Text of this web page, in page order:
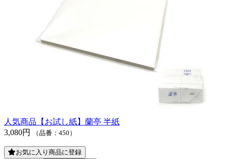
人気商品 【お試し紙】蘭亭 半紙
3,080円
（品番：450）
お気に入り商品に登録